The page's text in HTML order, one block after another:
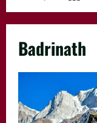
Badrinath